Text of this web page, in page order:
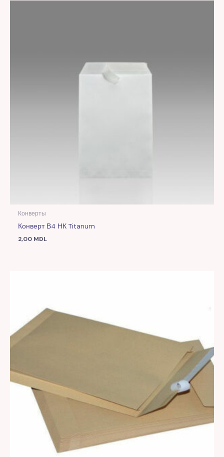
Конверты
Конверт В4 НК Titanum
2,00 MDL